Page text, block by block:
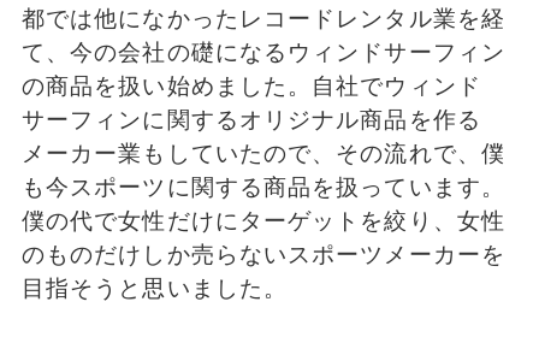
都では他になかったレコードレンタル業を経
て、今の会社の礎になるウィンドサーフィン
の商品を扱い始めました。自社でウィンド
サーフィンに関するオリジナル商品を作る
メーカー業もしていたので、その流れで、僕
も今スポーツに関する商品を扱っています。
僕の代で女性だけにターゲットを絞り、女性
のものだけしか売らないスポーツメーカーを
目指そうと思いました。